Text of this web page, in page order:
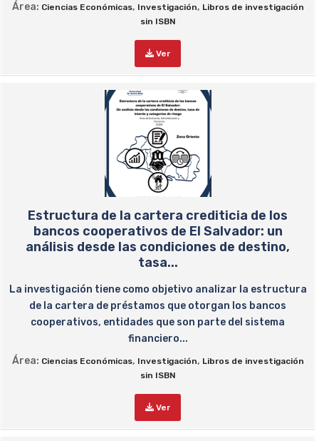
Área: Ciencias Económicas, Investigación, Libros de investigación
sin ISBN
Ver
Estructura de la cartera crediticia de los
bancos cooperativos de El Salvador: un
análisis desde las condiciones de destino,
tasa...
La investigación tiene como objetivo analizar la estructura
de la cartera de préstamos que otorgan los bancos
cooperativos, entidades que son parte del sistema
financiero...
Área: Ciencias Económicas, Investigación, Libros de investigación
sin ISBN
Ver